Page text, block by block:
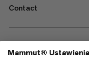
Contact